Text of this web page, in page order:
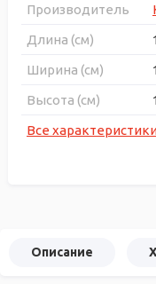
Производитель
Длина (см)
Ширина (см)
Высота (см)
Все
Описание